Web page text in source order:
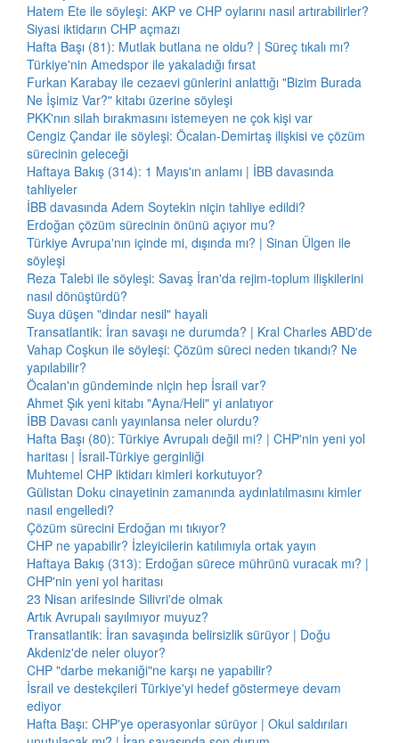
Hatem Ete ile söyleşi: AKP ve CHP oylarını nasıl artırabilirler?
Siyasi iktidarın CHP açmazı
Hafta Başı (81): Mutlak butlana ne oldu? | Süreç tıkalı mı?
Türkiye'nin Amedspor ile yakaladığı fırsat
Furkan Karabay ile cezaevi günlerini anlattığı "Bizim Burada
Ne İşimiz Var?" kitabı üzerine söyleşi
PKK'nın silah bırakmasını istemeyen ne çok kişi var
Cengiz Çandar ile söyleşi: Öcalan-Demirtaş ilişkisi ve çözüm
sürecinin geleceği
Haftaya Bakış (314): 1 Mayıs'ın anlamı | İBB davasında
tahliyeler
İBB davasında Adem Soytekin niçin tahliye edildi?
Erdoğan çözüm sürecinin önünü açıyor mu?
Türkiye Avrupa'nın içinde mi, dışında mı? | Sinan Ülgen ile
söyleşi
Reza Talebi ile söyleşi: Savaş İran'da rejim-toplum ilişkilerini
nasıl dönüştürdü?
Suya düşen "dindar nesil" hayali
Transatlantik: İran savaşı ne durumda? | Kral Charles ABD'de
Vahap Coşkun ile söyleşi: Çözüm süreci neden tıkandı? Ne
yapılabilir?
Öcalan'ın gündeminde niçin hep İsrail var?
Ahmet Şık yeni kitabı "Ayna/Heli" yi anlatıyor
İBB Davası canlı yayınlansa neler olurdu?
Hafta Başı (80): Türkiye Avrupalı değil mi? | CHP'nin yeni yol
haritası | İsrail-Türkiye gerginliği
Muhtemel CHP iktidarı kimleri korkutuyor?
Gülistan Doku cinayetinin zamanında aydınlatılmasını kimler
nasıl engelledi?
Çözüm sürecini Erdoğan mı tıkıyor?
CHP ne yapabilir? İzleyicilerin katılımıyla ortak yayın
Haftaya Bakış (313): Erdoğan sürece mührünü vuracak mı? |
CHP'nin yeni yol haritası
23 Nisan arifesinde Silivri'de olmak
Artık Avrupalı sayılmıyor muyuz?
Transatlantik: İran savaşında belirsizlik sürüyor | Doğu
Akdeniz'de neler oluyor?
CHP "darbe mekaniği"ne karşı ne yapabilir?
İsrail ve destekçileri Türkiye'yi hedef göstermeye devam
ediyor
Hafta Başı: CHP'ye operasyonlar sürüyor | Okul saldırıları